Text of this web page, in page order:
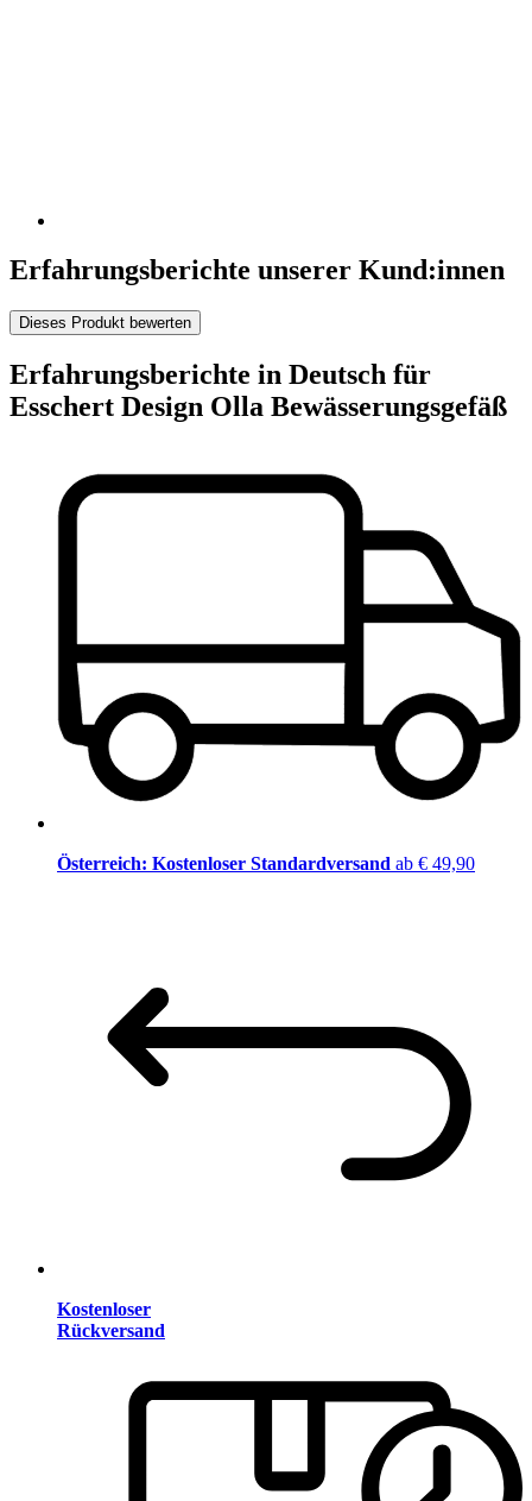
Erfahrungsberichte unserer Kund:innen
Dieses Produkt bewerten
Erfahrungsberichte in Deutsch für
Esschert Design Olla Bewässerungsgefäß
Österreich: Kostenloser Standardversand ab € 49,90
Kostenloser
Rückversand